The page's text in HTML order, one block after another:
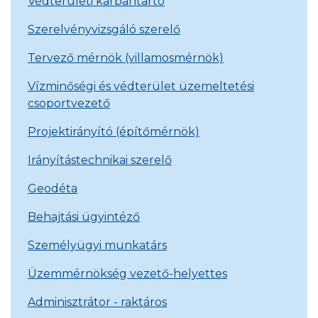
Szerelvényvizsgáló szerelő
Tervező mérnök (villamosmérnök)
Vízminőségi és védterület üzemeltetési
csoportvezető
Projektirányító (építőmérnök)
Irányítástechnikai szerelő
Geodéta
Behajtási ügyintéző
Személyügyi munkatárs
Üzemmérnökség vezető-helyettes
Adminisztrátor - raktáros